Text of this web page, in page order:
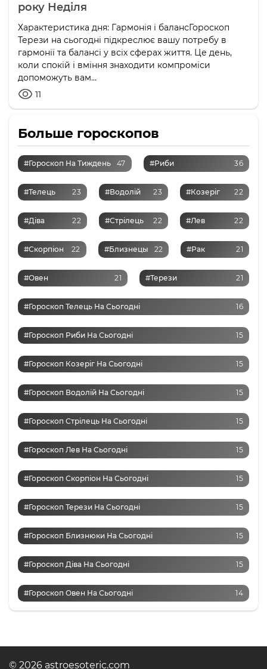
року Неділя
Характеристика дня: Гармонія і балансГороскоп
Терези на сьогодні підкреслює вашу потребу в
гармонії та балансі у всіх сферах життя. Це день,
коли спокій і вміння знаходити компроміси
допоможуть вам...
11
Больше гороскопов
#Гороскоп На Тиждень 47 #Риби 36
#Телець 23 #Водолій 23 #Козеріг 22
#Діва 22 #Стрілець 22 #Лев 22
#Скорпіон 22 #Близнецы 22 #Рак 21
#Овен 21 #Терези 21
#Гороскоп Телець На Сьогодні 16
#Гороскоп Риби На Сьогодні 15
#Гороскоп Козеріг На Сьогодні 15
#Гороскоп Водолій На Сьогодні 15
#Гороскоп Стрілець На Сьогодні 15
#Гороскоп Лев На Сьогодні 15
#Гороскоп Скорпіон На Сьогодні 15
#Гороскоп Терези На Сьогодні 15
#Гороскоп Близнюки На Сьогодні 15
#Гороскоп Діва На Сьогодні 15
#Гороскоп Овен На Сьогодні 14
© 2026 astroesoteric.com